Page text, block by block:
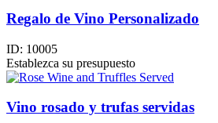
Regalo de Vino Personalizado
ID: 10005
Establezca su presupuesto
Vino rosado y trufas servidas